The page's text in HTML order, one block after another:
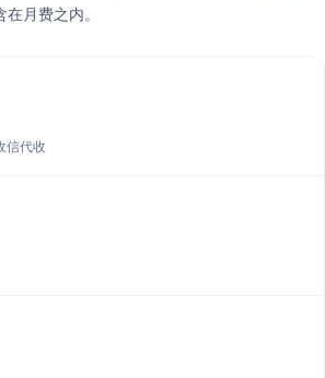
月费之内。
信代收